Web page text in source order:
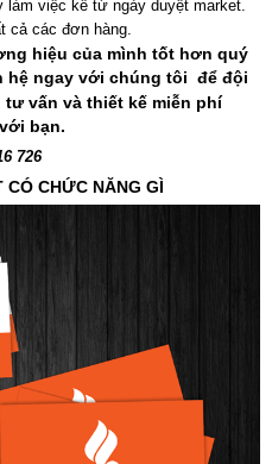
làm việc kể từ ngày duyệt market.
cả các đơn hàng.
hiệu của mình tốt hơn quý
hệ ngay với chúng tôi để đội
vấn và thiết kế miễn phí
bạn.
726
CÓ CHỨC NĂNG GÌ